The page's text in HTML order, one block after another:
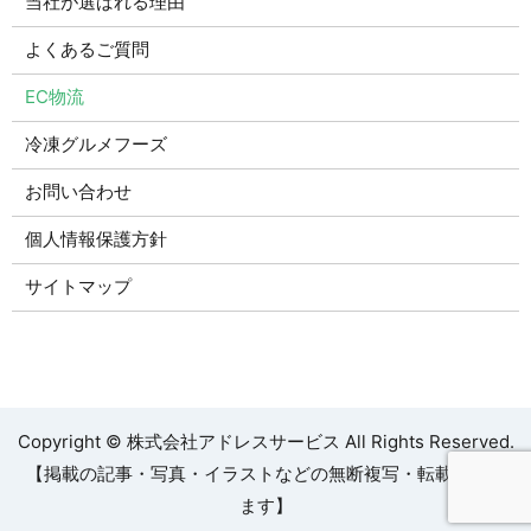
よくあるご質問
EC物流
冷凍グルメフーズ
お問い合わせ
個人情報保護方針
サイトマップ
Copyright © 株式会社アドレスサービス All Rights Reserved.
【掲載の記事・写真・イラストなどの無断複写・転載を禁じ
ます】